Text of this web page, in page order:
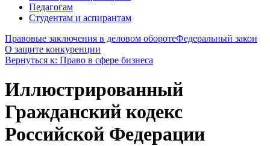
Педагогам
Студентам и аспирантам
Правовые заключения в деловом оборотеФедеральный закон
О защите конкуренции
Вернуться к: Право в сфере бизнеса
Иллюстрированный
Гражданский кодекс
Российской Федерации